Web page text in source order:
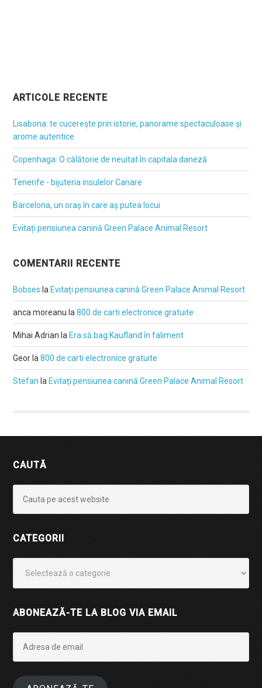
ARTICOLE RECENTE
Lisabona: te cucerește prin istorie, panorame spectaculoase și
arome autentice
Copenhaga: O călătorie de neuitat în capitala daneză
Tenerife - bijuteria insulelor Canare
Barcelona, un oraș în care aș putea locui
Evitați pensiunea canină Green Palace Animal Resort
COMENTARII RECENTE
Bobses la Evitați pensiunea canină Green Palace Animal Resort
anca moreanu la800 de carti electronice gratuite
Mihai Adrian la Era să bag Kaufland în faliment
Geor la800 de carti electronice gratuite
Stefan la Evitați pensiunea canină Green Palace Animal Resort
CAUTĂ
CATEGORII
ABONEAZĂ-TE LA BLOG VIA EMAIL
email